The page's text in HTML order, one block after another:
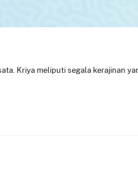
Kriya meliputi segala kerajinan